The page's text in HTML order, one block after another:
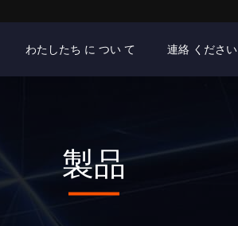
わたしたち に つい て 連絡 ください
製品